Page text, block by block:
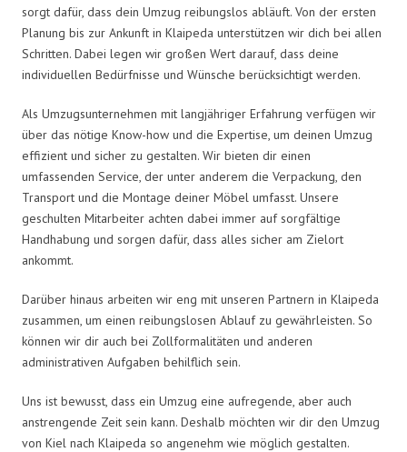
sorgt dafür, dass dein Umzug reibungslos abläuft. Von der ersten
Planung bis zur Ankunft in Klaipeda unterstützen wir dich bei allen
Schritten. Dabei legen wir großen Wert darauf, dass deine
individuellen Bedürfnisse und Wünsche berücksichtigt werden.
Als Umzugsunternehmen mit langjähriger Erfahrung verfügen wir
über das nötige Know-how und die Expertise, um deinen Umzug
effizient und sicher zu gestalten. Wir bieten dir einen
umfassenden Service, der unter anderem die Verpackung, den
Transport und die Montage deiner Möbel umfasst. Unsere
geschulten Mitarbeiter achten dabei immer auf sorgfältige
Handhabung und sorgen dafür, dass alles sicher am Zielort
ankommt.
Darüber hinaus arbeiten wir eng mit unseren Partnern in Klaipeda
zusammen, um einen reibungslosen Ablauf zu gewährleisten. So
können wir dir auch bei Zollformalitäten und anderen
administrativen Aufgaben behilflich sein.
Uns ist bewusst, dass ein Umzug eine aufregende, aber auch
anstrengende Zeit sein kann. Deshalb möchten wir dir den Umzug
von Kiel nach Klaipeda so angenehm wie möglich gestalten.